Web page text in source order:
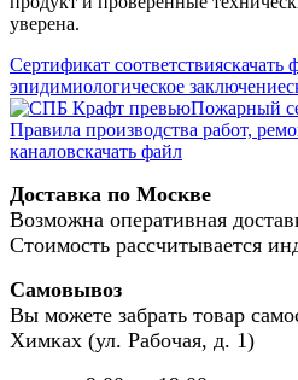
уверена.
Сертификат соответствияскачать
эпидимиологическое заключение
Пожарный
Правила производства работ,
каналовскачать файл
Доставка по Москве
Возможна оперативная
Стоимость рассчитывается
Самовывоз
Вы можете забрать товар
Химках (ул. Рабочая, д. 1)